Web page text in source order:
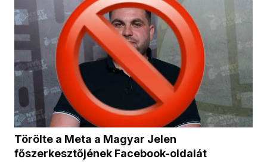
Törölte a Meta a Magyar Jelen
főszerkesztőjének Facebook-oldalát